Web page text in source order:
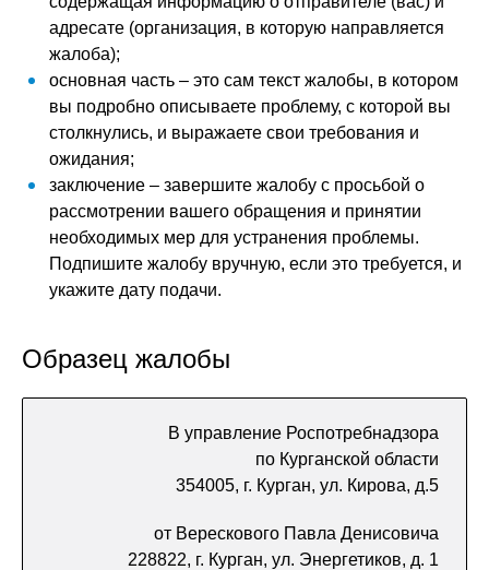
адресате (организация, в которую направляется
жалоба);
основная часть – это сам текст жалобы, в котором
вы подробно описываете проблему, с которой вы
столкнулись, и выражаете свои требования и
ожидания;
заключение – завершите жалобу с просьбой о
рассмотрении вашего обращения и принятии
необходимых мер для устранения проблемы.
Подпишите жалобу вручную, если это требуется, и
укажите дату подачи.
Образец жалобы
В управление Роспотребнадзора
по Курганской области
354005, г. Курган, ул. Кирова, д.5
от Верескового Павла Денисовича
228822, г. Курган, ул. Энергетиков, д. 1